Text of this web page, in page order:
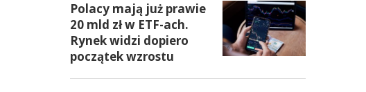
Polacy mają już prawie
20 mld zł w ETF-ach.
Rynek widzi dopiero
początek wzrostu